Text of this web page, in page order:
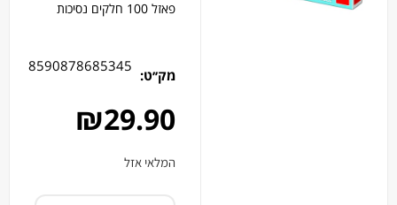
פאזל 100 חלקים נסיכות
מק׳׳ט:
8590878685345
₪29.90
המלאי אזל